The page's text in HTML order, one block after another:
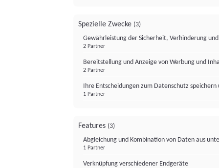
Spezielle Zwecke (3)
Gewährleistung der Sicherheit, Verhinderung
2 Partner
Bereitstellung und Anzeige von Werbung und
2 Partner
Ihre Entscheidungen zum Datenschutz
1 Partner
Features (3)
Abgleichung und Kombination von Daten aus
1 Partner
Verknüpfung verschiedener Endgeräte